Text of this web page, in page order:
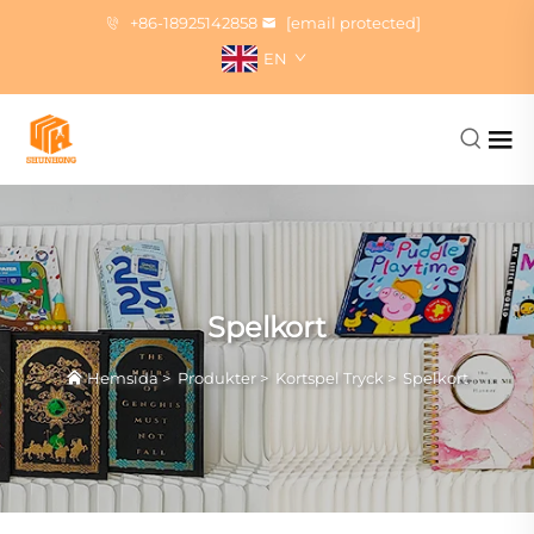
+86-18925142858
[email protected]
EN
Spelkort
Hemsida> Produkter > Kortspel Tryck > Spelkort